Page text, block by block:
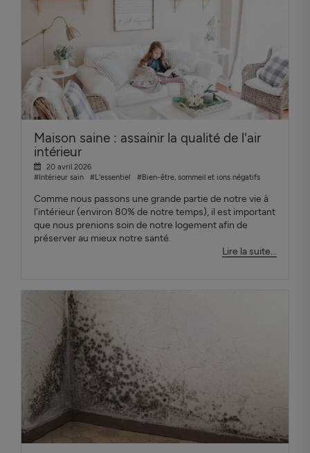
Maison saine : assainir la qualité de l'air
intérieur
20 avril 2026
#Intérieur sain
#L'essentiel #Bien-être, sommeil et ions négatifs
Comme nous passons une grande partie de notre vie à
l'intérieur (environ 80% de notre temps), il est important
que nous prenions soin de notre logement afin de
préserver au mieux notre santé.
Lire la suite...